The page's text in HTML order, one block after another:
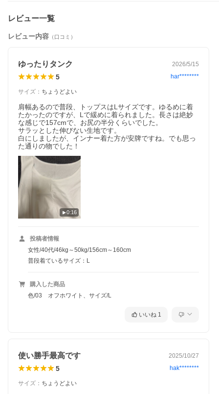
レビュー一覧
レビュー内容 （口コミ）
ゆったりタンク 2026/5/15
5 har********
サイズ ： ちょうどよい
肩幅あるので普段、トップスはLサイズです。ゆるめに着
たかったのですが、Lで緩めに着られました。長さは絶妙
な感じで157cmで、お尻の半分くらいでした。
サラッとした伸びない生地です。
白にしましたが、インナー着た方が安牌ですね。でも思っ
た通りの物でした！
0:16
投稿者情報
女性/40代/46kg～50kg/156cm～160cm
普段着ているサイズ：L
購入した商品
色/03 オフホワイト、サイズ/L
いいね 1
使い勝手最高です 2025/10/27
5 hak********
サイズ ： ちょうどよい